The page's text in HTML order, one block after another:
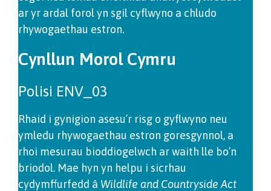
ar yr ardal forol yn sgil cyflwyno a chludo
rhywogaethau estron.
Cynllun Morol Cymru
Polisi ENV_03
Rhaid i gynigion asesu’r risg o gyflwyno neu
ymledu rhywogaethau estron goresgynnol, a
rhoi mesurau bioddiogelwch ar waith lle bo’n
briodol. Mae hyn yn helpu i sicrhau
cydymffurfedd â Wildlife and Countryside Act